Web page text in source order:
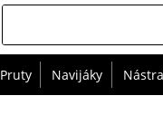
Pruty Navijáky